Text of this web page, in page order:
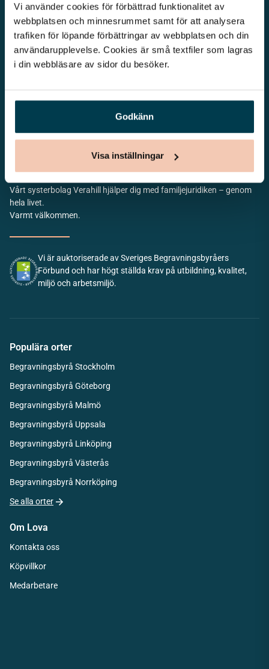
Vi använder cookies för förbättrad funktionalitet av
webbplatsen och minnesrummet samt för att analysera
trafiken för löpande förbättringar av webbplatsen och din
användarupplevelse. Cookies är små textfiler som lagras
i din webbläsare av sidor du besöker.
Godkänn
Visa inställningar
Vår begravningsbyrå är en del av Klarahill. Klarahill består av
kunniga lokala familjeföretag som är auktoriserade inom Sveriges
begravningsbyråers förbund (SBF). Det personliga är centralt för
oss, både när det gäller bemötande och när vi utformar
skräddarsydda personliga begravningar.
010 - 33 33 623
Vårt systerbolag Verahill hjälper dig med familjejuridiken – genom
hela livet.
Varmt välkommen.
Vi är auktoriserade av Sveriges Begravningsbyråers
Förbund och har högt ställda krav på utbildning, kvalitet,
miljö och arbetsmiljö.
Populära orter
Begravningsbyrå Stockholm
Begravningsbyrå Göteborg
Begravningsbyrå Malmö
Begravningsbyrå Uppsala
Begravningsbyrå Linköping
Begravningsbyrå Västerås
Begravningsbyrå Norrköping
Se alla orter
Om Lova
Kontakta oss
Köpvillkor
Medarbetare